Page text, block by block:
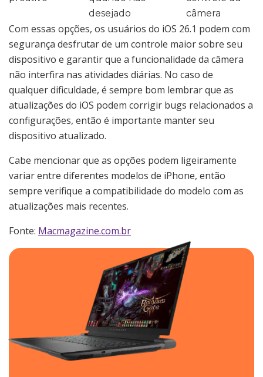
desejado
câmera
Com essas opções, os usuários do iOS 26.1 podem com
segurança desfrutar de um controle maior sobre seu
dispositivo e garantir que a funcionalidade da câmera
não interfira nas atividades diárias. No caso de
qualquer dificuldade, é sempre bom lembrar que as
atualizações do iOS podem corrigir bugs relacionados a
configurações, então é importante manter seu
dispositivo atualizado.
Cabe mencionar que as opções podem ligeiramente
variar entre diferentes modelos de iPhone, então
sempre verifique a compatibilidade do modelo com as
atualizações mais recentes.
Fonte: Macmagazine.com.br